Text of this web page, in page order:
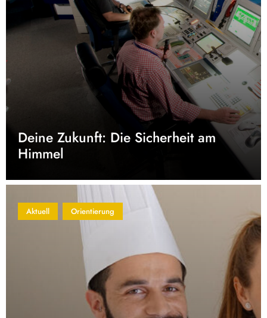
Deine Zukunft: Die Sicherheit am
Himmel
Aktuell Orientierung